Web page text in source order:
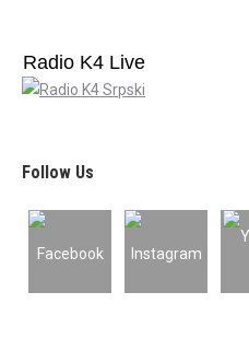
Radio K4 Live
Follow Us